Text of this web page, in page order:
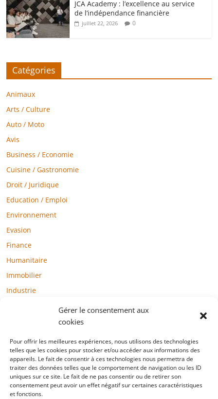
Gérer le consentement aux
cookies
Pour offrir les meilleures expériences, nous utilisons des technologies
telles que les cookies pour stocker et/ou accéder aux informations des
appareils. Le fait de consentir à ces technologies nous permettra de
traiter des données telles que le comportement de navigation ou les ID
uniques sur ce site. Le fait de ne pas consentir ou de retirer son
consentement peut avoir un effet négatif sur certaines caractéristiques
et fonctions.
JCA Academy : l’excellence au service
de l’indépendance financière
juillet 22, 2026 0
Catégories
Animaux
Arts / Culture
Auto / Moto
Avis
Business / Economie
Cuisine / Gastronomie
Droit / Juridique
Education / Emploi
Environnement
Evasion
Finance
Humanitaire
Immobilier
Industrie
Mode / Beauté / Bien-être
Santé
Société
Sports